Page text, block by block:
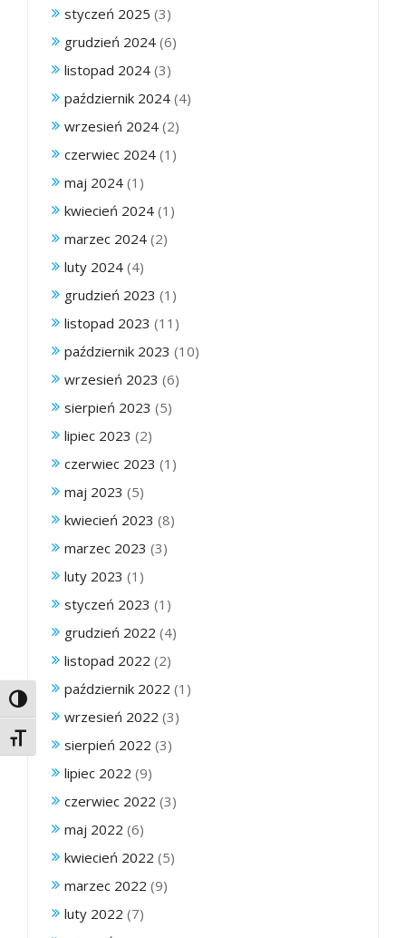
Toggle High Contrast
Toggle Font size
styczeń 2025 (3)
grudzień 2024 (6)
listopad 2024 (3)
październik 2024 (4)
wrzesień 2024 (2)
czerwiec 2024 (1)
maj 2024 (1)
kwiecień 2024 (1)
marzec 2024 (2)
luty 2024 (4)
grudzień 2023 (1)
listopad 2023 (11)
październik 2023 (10)
wrzesień 2023 (6)
sierpień 2023 (5)
lipiec 2023 (2)
czerwiec 2023 (1)
maj 2023 (5)
kwiecień 2023 (8)
marzec 2023 (3)
luty 2023 (1)
styczeń 2023 (1)
grudzień 2022 (4)
listopad 2022 (2)
październik 2022 (1)
wrzesień 2022 (3)
sierpień 2022 (3)
lipiec 2022 (9)
czerwiec 2022 (3)
maj 2022 (6)
kwiecień 2022 (5)
marzec 2022 (9)
luty 2022 (7)